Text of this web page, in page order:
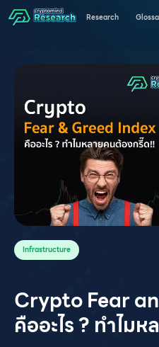
Research
Infrastructure
Crypto Fear
คืออะไร ? ทำไม